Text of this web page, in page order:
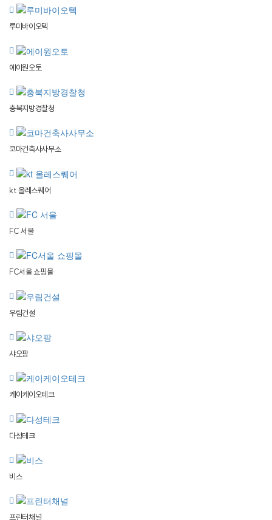
루미바이오텍
에이원오토
충북지방경찰청
코마건축사사무소
kt 올레스퀘어
FC 서울
FC서울 쇼핑몰
우림건설
샤오팡
케이케이오테크
다성테크
비스
프린터채널